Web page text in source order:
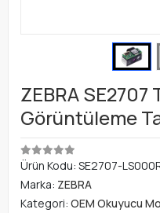
ZEBRA SE2707
Görüntüleme
Ürün Kodu: SE2707-
Marka: ZEBRA
Kategori: OEM Okuyucu